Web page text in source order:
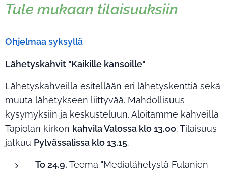
Tule mukaan tilaisuuksiin
Ohjelmaa syksyllä
Lähetyskahvit "Kaikille kansoille"
Lähetyskahveilla esitellään eri lähetyskenttiä sekä
muuta lähetykseen liittyvää. Mahdollisuus
kysymyksiin ja keskusteluun. Aloitamme kahveilla
Tapiolan kirkon kahvila Valossa klo 13.00. Tilaisuus
jatkuu Pylvässalissa klo 13.15.
To 24.9. Teema "Medialähetystä Fulanien